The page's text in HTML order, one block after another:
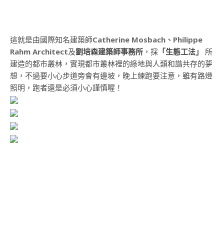
這就是由國際知名建築師Catherine Mosbach、Philippe
Rahm Architect及劉培森建築師事務所 ，採 「生態工法」
所
建造的都市叢林，實現都市叢林裡的綠地與人類和諧共存的夢
想，不過要小心步道旁會有邊坡，晚上練跑要注意，雖有路燈
照明，跑者還是必須小心謹慎喔！